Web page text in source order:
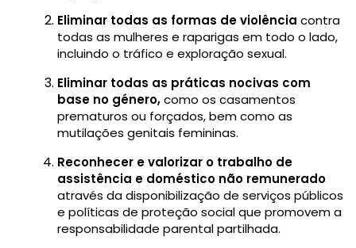
Eliminar todas as formas de violência contra
todas as mulheres e raparigas em todo o lado,
incluindo o tráfico e exploração sexual.
Eliminar todas as práticas nocivas com
base no género,como os casamentos
prematuros ou forçados, bem como as
mutilações genitais femininas.
Reconhecer e valorizar o trabalho de
assistência e doméstico não remunerado
através da disponibilização de serviços públicos
e políticas de proteção social que promovem a
responsabilidade parental partilhada.